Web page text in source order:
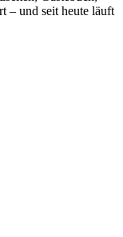
– und seit heute läuft